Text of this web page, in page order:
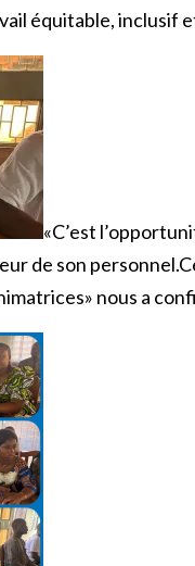
équitable, inclusif
«C’est
de son
nous a